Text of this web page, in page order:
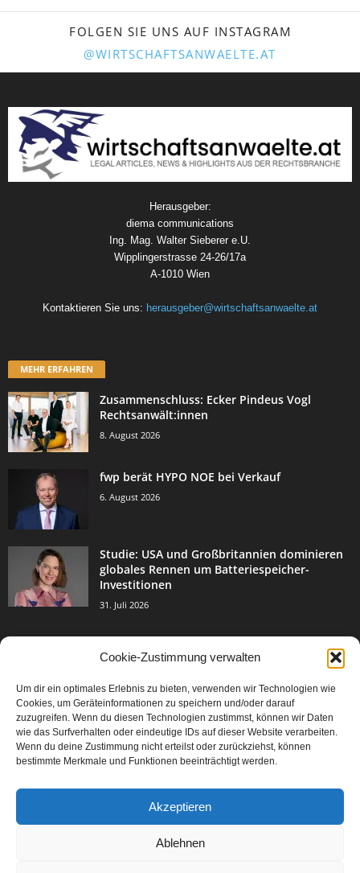
Cookie-Zustimmung verwalten
Um dir ein optimales Erlebnis zu bieten, verwenden wir Technologien wie
Cookies, um Geräteinformationen zu speichern und/oder darauf
zuzugreifen. Wenn du diesen Technologien zustimmst, können wir Daten
wie das Surfverhalten oder eindeutige IDs auf dieser Website verarbeiten.
Wenn du deine Zustimmung nicht erteilst oder zurückziehst, können
bestimmte Merkmale und Funktionen beeinträchtigt werden.
Akzeptieren
Ablehnen
FOLGEN SIE UNS AUF INSTAGRAM
@WIRTSCHAFTSANWAELTE.AT
Herausgeber:
diema communications
Ing. Mag. Walter Sieberer e.U.
Wipplingerstrasse 24-26/17a
A-1010 Wien
Kontaktieren Sie uns: herausgeber@wirtschaftsanwaelte.at
MEHR ERFAHREN
Zusammenschluss: Ecker Pindeus Vogl
Rechtsanwält:innen
8. August 2026
fwp berät HYPO NOE bei Verkauf
6. August 2026
Studie: USA und Großbritannien dominieren
globales Rennen um Batteriespeicher-
Investitionen
31. Juli 2026
Events & Success 3004
Breaking News 2067
Aktuelles
Featured Article
Karriere 567